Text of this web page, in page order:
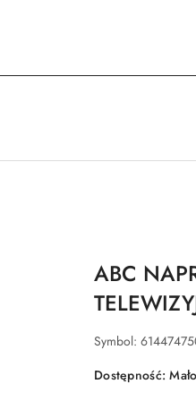
ABC
Symbol:
Dostępność:Mało